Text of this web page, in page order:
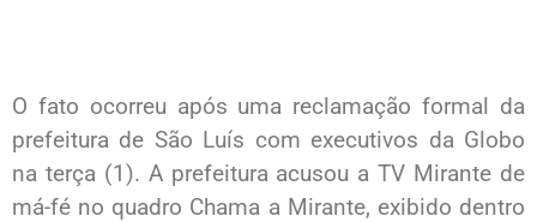
O fato ocorreu após uma reclamação formal da
prefeitura de São Luís com executivos da Globo
na terça (1). A prefeitura acusou a TV Mirante de
má-fé no quadro Chama a Mirante, exibido dentro